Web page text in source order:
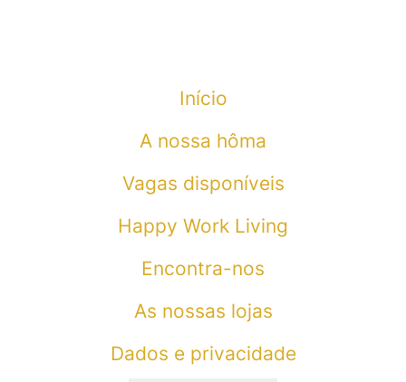
Início
A nossa hôma
Vagas disponíveis
Happy Work Living
Encontra-nos
As nossas lojas
Dados e privacidade